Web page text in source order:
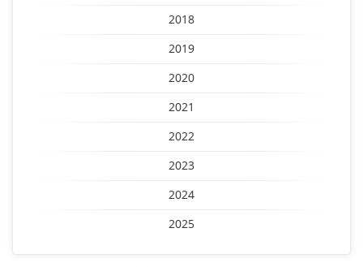
2018
2019
2020
2021
2022
2023
2024
2025